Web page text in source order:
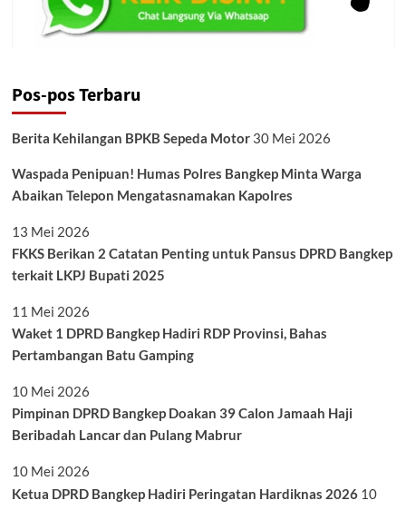
Pos-pos Terbaru
Berita Kehilangan BPKB Sepeda Motor 30 Mei 2026
Waspada Penipuan! Humas Polres Bangkep Minta Warga
Abaikan Telepon Mengatasnamakan Kapolres
13 Mei 2026
FKKS Berikan 2 Catatan Penting untuk Pansus DPRD Bangkep
terkait LKPJ Bupati 2025
11 Mei 2026
Waket 1 DPRD Bangkep Hadiri RDP Provinsi, Bahas
Pertambangan Batu Gamping
10 Mei 2026
Pimpinan DPRD Bangkep Doakan 39 Calon Jamaah Haji
Beribadah Lancar dan Pulang Mabrur
10 Mei 2026
Ketua DPRD Bangkep Hadiri Peringatan Hardiknas 2026 10